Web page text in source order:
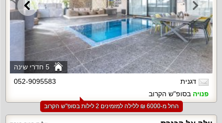
5 חדרי שינה
דגנית
052-9095583
פנויה בסופ"ש הקרוב
החל מ-‏6000 ₪ ללילה למזמינים 2 לילות בסופ"ש הקרוב